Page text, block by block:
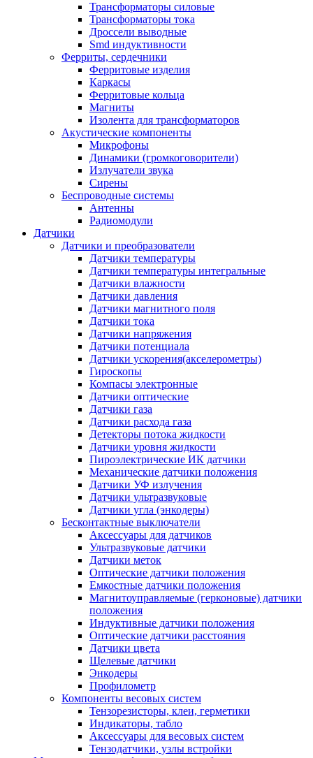
Трансформаторы силовые
Трансформаторы тока
Дроссели выводные
Smd индуктивности
Ферриты, сердечники
Ферритовые изделия
Каркасы
Ферритовые кольца
Магниты
Изолента для трансформаторов
Акустические компоненты
Микрофоны
Динамики (громкоговорители)
Излучатели звука
Сирены
Беспроводные системы
Антенны
Радиомодули
Датчики
Датчики и преобразователи
Датчики температуры
Датчики температуры интегральные
Датчики влажности
Датчики давления
Датчики магнитного поля
Датчики тока
Датчики напряжения
Датчики потенциала
Датчики ускорения(акселерометры)
Гироскопы
Компасы электронные
Датчики оптические
Датчики газа
Датчики расхода газа
Детекторы потока жидкости
Датчики уровня жидкости
Пироэлектрические ИК датчики
Механические датчики положения
Датчики УФ излучения
Датчики ультразвуковые
Датчики угла (энкодеры)
Бесконтактные выключатели
Аксессуары для датчиков
Ультразвуковые датчики
Датчики меток
Оптические датчики положения
Емкостные датчики положения
Магнитоуправляемые (герконовые) датчики
положения
Индуктивные датчики положения
Оптические датчики расстояния
Датчики цвета
Щелевые датчики
Энкодеры
Профилометр
Компоненты весовых систем
Тензорезисторы, клеи, герметики
Индикаторы, табло
Аксессуары для весовых систем
Тензодатчики, узлы встройки